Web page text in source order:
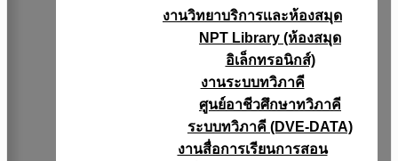
งานวิทยาบริการเเละห้องสมุด
NPT Library (ห้องสมุด
อิเล็กทรอนิกส์)
งานระบบทวิภาคี
ศูนย์อาชีวศึกษาทวิภาคี
ระบบทวิภาคี (DVE-DATA)
งานสื่อการเรียนการสอน